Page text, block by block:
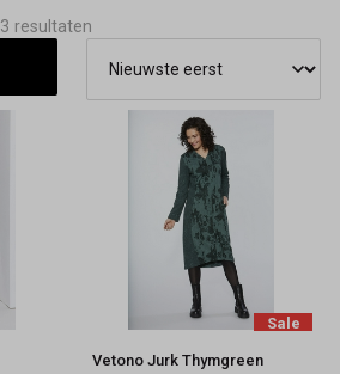
3 resultaten
Sale
Vetono Jurk Thymgreen